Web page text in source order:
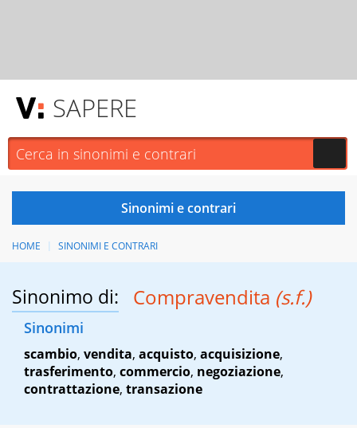
SAPERE
HOME SINONIMI E CONTRARI
Sinonimo di: Compravendita (s.f.)
Sinonimi
scambio, vendita, acquisto, acquisizione,
trasferimento, commercio, negoziazione,
contrattazione, transazione